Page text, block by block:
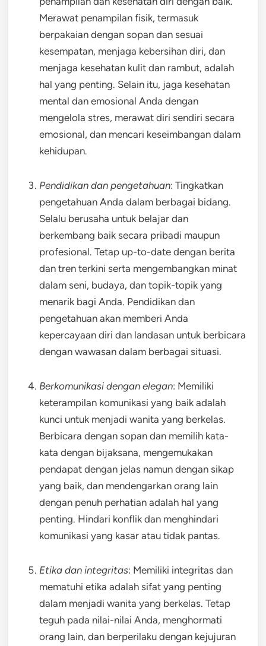
Merawat penampilan fisik, termasuk
berpakaian dengan sopan dan sesuai
kesempatan, menjaga kebersihan diri, dan
menjaga kesehatan kulit dan rambut, adalah
hal yang penting. Selain itu, jaga kesehatan
mental dan emosional Anda dengan
mengelola stres, merawat diri sendiri secara
emosional, dan mencari keseimbangan dalam
kehidupan.
Pendidikan dan pengetahuan: Tingkatkan
pengetahuan Anda dalam berbagai bidang.
Selalu berusaha untuk belajar dan
berkembang baik secara pribadi maupun
profesional. Tetap up-to-date dengan berita
dan tren terkini serta mengembangkan minat
dalam seni, budaya, dan topik-topik yang
menarik bagi Anda. Pendidikan dan
pengetahuan akan memberi Anda
kepercayaan diri dan landasan untuk berbicara
dengan wawasan dalam berbagai situasi.
Berkomunikasi dengan elegan: Memiliki
keterampilan komunikasi yang baik adalah
kunci untuk menjadi wanita yang berkelas.
Berbicara dengan sopan dan memilih kata-
kata dengan bijaksana, mengemukakan
pendapat dengan jelas namun dengan sikap
yang baik, dan mendengarkan orang lain
dengan penuh perhatian adalah hal yang
penting. Hindari konflik dan menghindari
komunikasi yang kasar atau tidak pantas.
Etika dan integritas: Memiliki integritas dan
mematuhi etika adalah sifat yang penting
dalam menjadi wanita yang berkelas. Tetap
teguh pada nilai-nilai Anda, menghormati
orang lain, dan berperilaku dengan kejujuran